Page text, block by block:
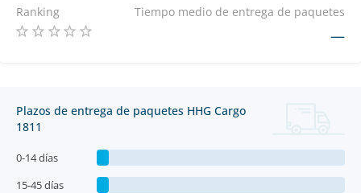
Ranking Tiempo medio de entrega de paquetes
—
Plazos de entrega de paquetes HHG Cargo
1811
0-14 días
15-45 días